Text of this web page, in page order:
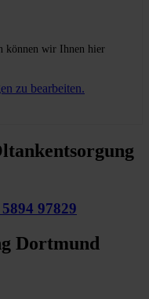
können wir Ihnen hier
zu bearbeiten.
97829
Dortmund